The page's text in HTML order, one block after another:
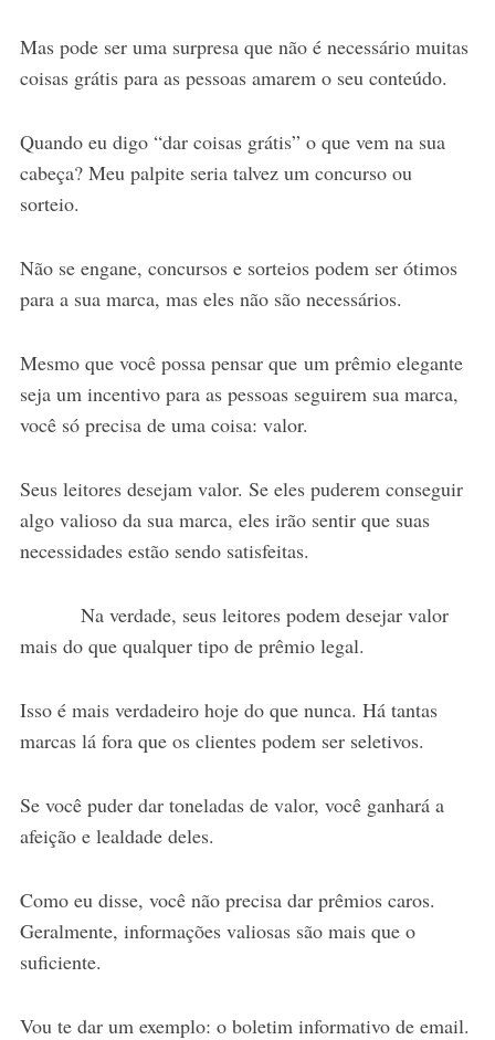
Mas pode ser uma surpresa que não é necessário muitas
coisas grátis para as pessoas amarem o seu conteúdo.
Quando eu digo “dar coisas grátis” o que vem na sua
cabeça? Meu palpite seria talvez um concurso ou
sorteio.
Não se engane, concursos e sorteios podem ser ótimos
para a sua marca, mas eles não são necessários.
Mesmo que você possa pensar que um prêmio elegante
seja um incentivo para as pessoas seguirem sua marca,
você só precisa de uma coisa: valor.
Seus leitores desejam valor. Se eles puderem conseguir
algo valioso da sua marca, eles irão sentir que suas
necessidades estão sendo satisfeitas.
Na verdade, seus leitores podem desejar valor
mais do que qualquer tipo de prêmio legal.
Isso é mais verdadeiro hoje do que nunca. Há tantas
marcas lá fora que os clientes podem ser seletivos.
Se você puder dar toneladas de valor, você ganhará a
afeição e lealdade deles.
Como eu disse, você não precisa dar prêmios caros.
Geralmente, informações valiosas são mais que o
suficiente.
Vou te dar um exemplo: o boletim informativo de email.